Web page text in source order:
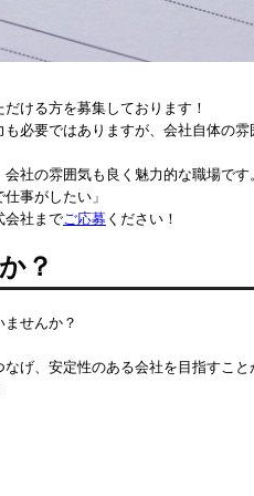
ける方を募集しております！
必要ではありますが、会社自体の
社の雰囲気も良く魅力的な職場です
事がしたい」
会社までご応募 ください！
？
せんか？
げ、安定性のある会社を目指すこと